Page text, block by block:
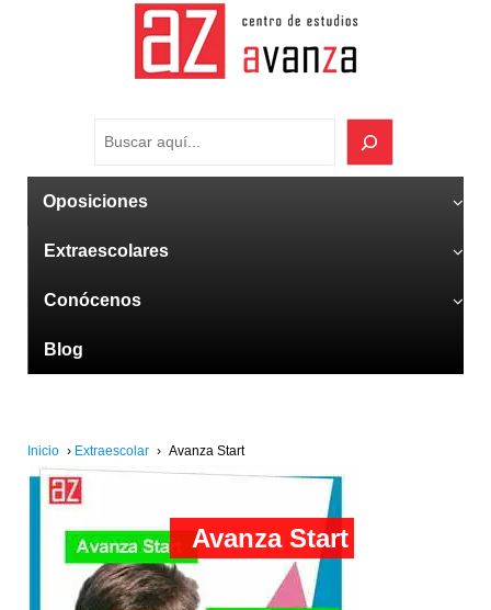
Oposiciones
Extraescolares
Conócenos
Blog
Inicio › Extraescolar › Avanza Start
Avanza Start